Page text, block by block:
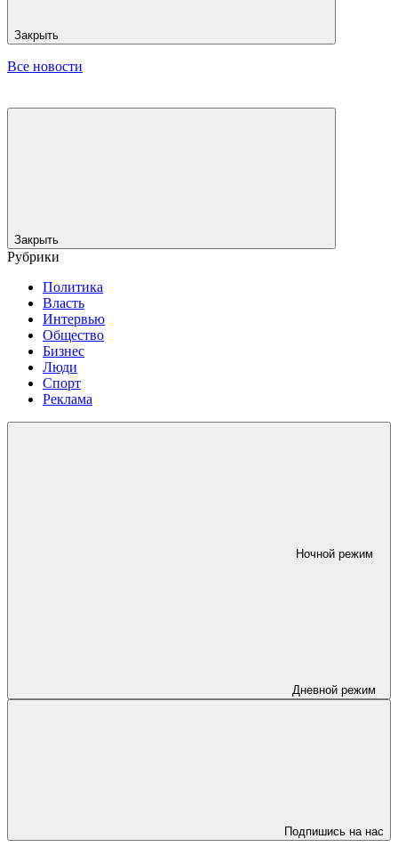
Закрыть
Все новости
Закрыть
Рубрики
Политика
Власть
Интервью
Общество
Бизнес
Люди
Спорт
Реклама
Ночной режим
Дневной режим
Подпишись на нас